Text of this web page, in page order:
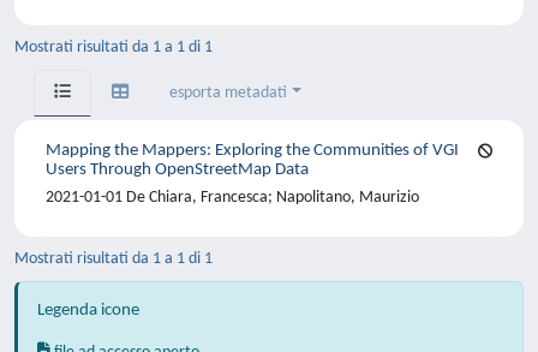
Mostrati risultati da 1 a 1 di 1
esporta metadati
Mapping the Mappers: Exploring the Communities of VGI
Users Through OpenStreetMap Data
2021-01-01 De Chiara, Francesca; Napolitano, Maurizio
Mostrati risultati da 1 a 1 di 1
Legenda icone